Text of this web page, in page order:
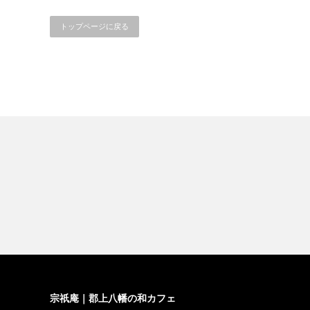
トップページに戻る
宗祇庵｜郡上八幡の和カフェ